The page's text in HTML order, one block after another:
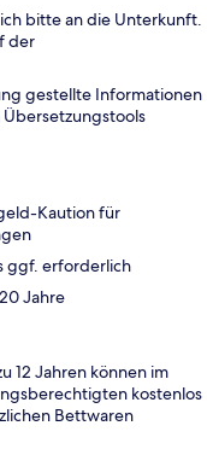
bitte an die Unterkunft.
der
gestellte Informationen
Kaution für
ggf. erforderlich
Jahre
12 Jahren können im
kostenlos
Bettwaren